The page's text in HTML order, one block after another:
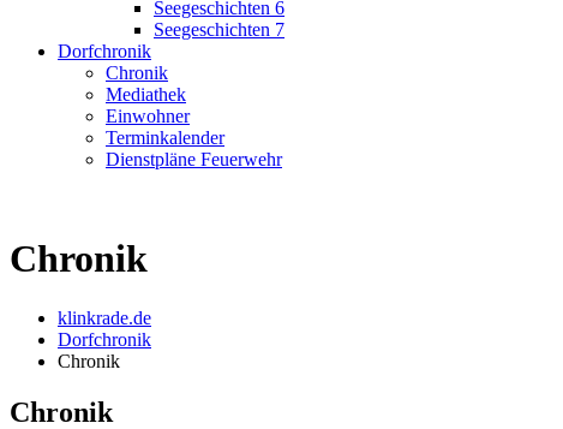
Seegeschichten 6
Seegeschichten 7
Dorfchronik
Chronik
Mediathek
Einwohner
Terminkalender
Dienstpläne Feuerwehr
Chronik
klinkrade.de
Dorfchronik
Chronik
Chronik